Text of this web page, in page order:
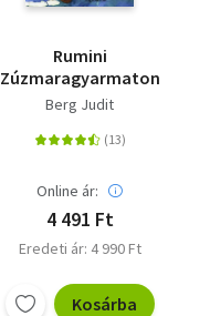
Rumini
Zúzmaragyarmaton
Berg Judit
Online ár:
4 491 Ft
Eredeti ár: 4 990 Ft
Kosárba